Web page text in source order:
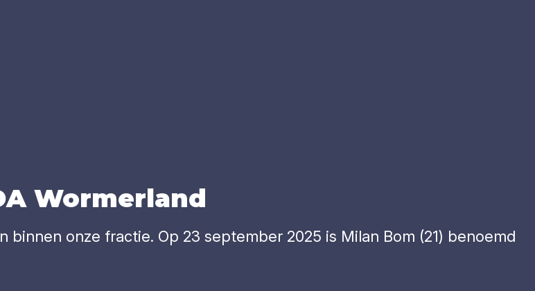
Wor­mer­land
binnen onze fractie. Op 23 september 2025 is Milan Bom (21) benoemd